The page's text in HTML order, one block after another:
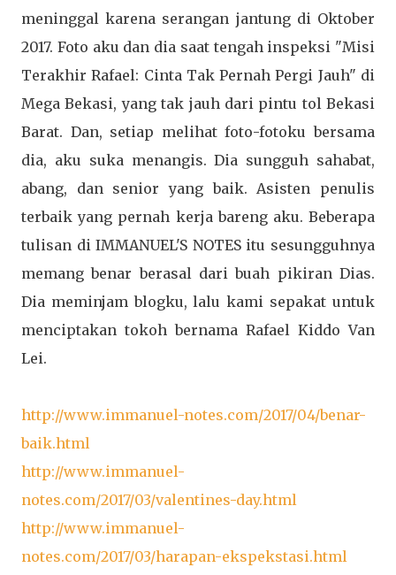
meninggal karena serangan jantung di Oktober
2017. Foto aku dan dia saat tengah inspeksi "Misi
Terakhir Rafael: Cinta Tak Pernah Pergi Jauh" di
Mega Bekasi, yang tak jauh dari pintu tol Bekasi
Barat. Dan, setiap melihat foto-fotoku bersama
dia, aku suka menangis. Dia sungguh sahabat,
abang, dan senior yang baik. Asisten penulis
terbaik yang pernah kerja bareng aku. Beberapa
tulisan di IMMANUEL'S NOTES itu sesungguhnya
memang benar berasal dari buah pikiran Dias.
Dia meminjam blogku, lalu kami sepakat untuk
menciptakan tokoh bernama Rafael Kiddo Van
Lei.
http://www.immanuel-notes.com/2017/04/benar-
baik.html
http://www.immanuel-
notes.com/2017/03/valentines-day.html
http://www.immanuel-
notes.com/2017/03/harapan-ekspekstasi.html